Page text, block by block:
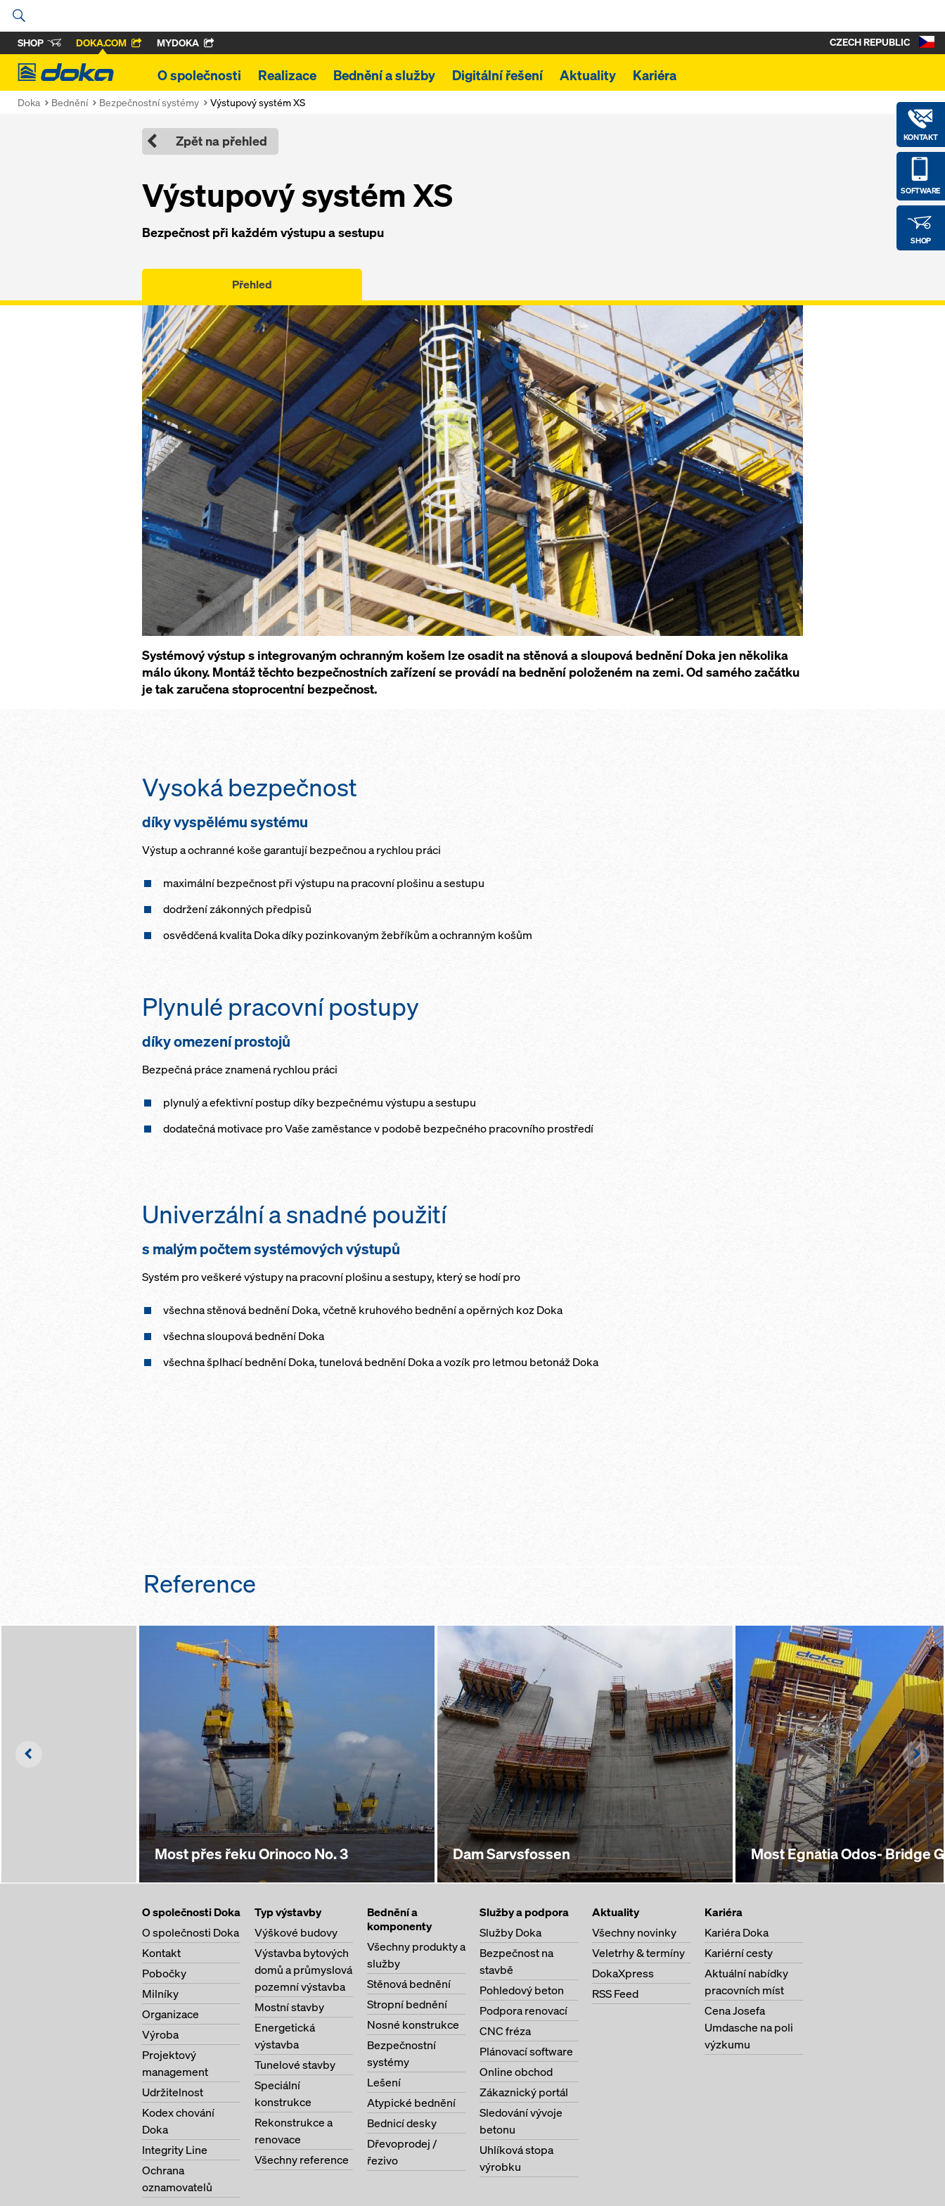
SHOP DOKA.COM MYDOKA
Doka
O společnosti Realizace Bednění a služby Digitální řešení Aktuality Kariéra
KONTAKT
SOFTWARE
SHOP
CZECH REPUBLIC
Doka Bednění Bezpečnostní systémy Výstupový systém XS
Zpět na přehled
Výstupový systém XS
Bezpečnost při každém výstupu a sestupu
Přehled
Systémový výstup s integrovaným ochranným košem lze osadit na stěnová a sloupová bednění Doka jen několika
málo úkony. Montáž těchto bezpečnostních zařízení se provádí na bednění položeném na zemi. Od samého začátku
je tak zaručena stoprocentní bezpečnost.
Vysoká bezpečnost
díky vyspělému systému
Výstup a ochranné koše garantují bezpečnou a rychlou práci
maximální bezpečnost při výstupu na pracovní plošinu a sestupu
dodržení zákonných předpisů
osvědčená kvalita Doka díky pozinkovaným žebříkům a ochranným košům
Plynulé pracovní postupy
díky omezení prostojů
Bezpečná práce znamená rychlou práci
plynulý a efektivní postup díky bezpečnému výstupu a sestupu
dodatečná motivace pro Vaše zaměstance v podobě bezpečného pracovního prostředí
Univerzální a snadné použití
s malým počtem systémových výstupů
Systém pro veškeré výstupy na pracovní plošinu a sestupy, který se hodí pro
všechna stěnová bednění Doka, včetně kruhového bednění a opěrných koz Doka
všechna sloupová bednění Doka
všechna šplhací bednění Doka, tunelová bednění Doka a vozík pro letmou betonáž Doka
Reference
Most přes řeku Orinoco No. 3 Dam Sarvsfossen Most Egnatia Odos- Bridge
Left
O společnosti Doka
O společnosti Doka
Kontakt
Pobočky
Milníky
Organizace
Výroba
Projektový
management
Udržitelnost
Kodex chování
Doka
Integrity Line
Ochrana
oznamovatelů
Typ výstavby
Výškové budovy
Výstavba bytových
domů a průmyslová
pozemní výstavba
Mostní stavby
Energetická
výstavba
Tunelové stavby
Speciální
konstrukce
Rekonstrukce a
renovace
Všechny reference
Bednění a
komponenty
Všechny produkty a
služby
Stěnová bednění
Stropní bednění
Nosné konstrukce
Bezpečnostní
systémy
Lešení
Atypické bednění
Bednicí desky
Dřevoprodej /
řezivo
Služby a podpora
Služby Doka
Bezpečnost na
stavbě
Pohledový beton
Podpora renovací
CNC fréza
Plánovací software
Online obchod
Zákaznický portál
Sledování vývoje
betonu
Uhlíková stopa
výrobku
Aktuality
Všechny novinky
Veletrhy & termíny
DokaXpress
RSS Feed
Kariéra
Kariéra Doka
Kariérní cesty
Aktuální nabídky
pracovních míst
Cena Josefa
Umdasche na poli
výzkumu